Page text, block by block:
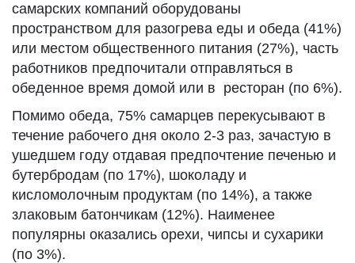
самарских компаний оборудованы
пространством для разогрева еды и обеда (41%)
или местом общественного питания (27%), часть
работников предпочитали отправляться в
обеденное время домой или в ресторан (по 6%).
Помимо обеда, 75% самарцев перекусывают в
течение рабочего дня около 2-3 раз, зачастую в
ушедшем году отдавая предпочтение печенью и
бутербродам (по 17%), шоколаду и
кисломолочным продуктам (по 14%), а также
злаковым батончикам (12%). Наименее
популярны оказались орехи, чипсы и сухарики
(по 3%).